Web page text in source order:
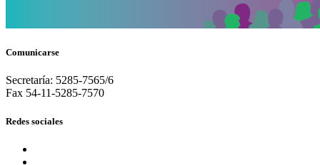
Comunicarse
Secretaría: 5285-7565/6
Fax 54-11-5285-7570
Redes sociales